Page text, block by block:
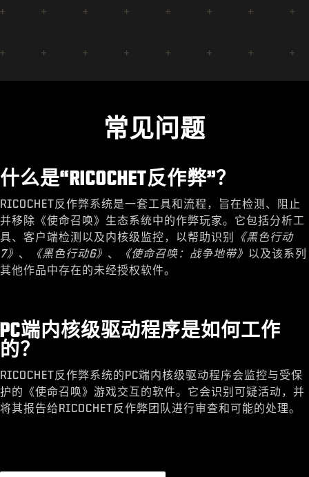
常见问题
什么是“RICOCHET反作弊”？
RICOCHET反作弊系统是一套工具和流程，旨在检测、阻止
并移除《使命召唤》生态系统中的作弊玩家。它包括分析工
具、客户端检测以及内核级监控，以帮助识别
《黑色行动
7》 、 《黑色行动6》 、 《使命召唤：战争地带》 以及该系列
其他作品中存在的未经授权软件。
PC端内核级驱动程序是如何工作
的？
RICOCHET反作弊系统的PC端内核级驱动程序会监控与受保
护的《使命召唤》游戏交互的软件。它会识别可疑活动，并
将其报告给RICOCHET反作弊团队进行审查和可能的处理。